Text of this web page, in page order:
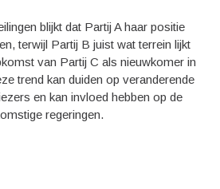
blijkt dat Partij A haar positie
terwijl Partij B juist wat terrein lijkt
van Partij C als nieuwkomer in
trend kan duiden op veranderende
en kan invloed hebben op de
regeringen.